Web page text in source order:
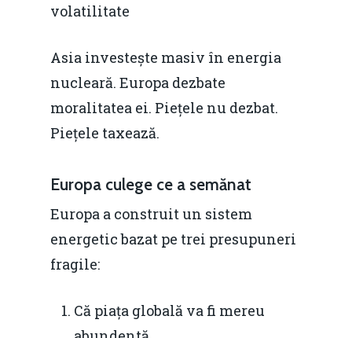
volatilitate
Asia investește masiv în energia
nucleară. Europa dezbate
moralitatea ei. Piețele nu dezbat.
Piețele taxează.
Europa culege ce a semănat
Europa a construit un sistem
energetic bazat pe trei presupuneri
fragile:
Că piața globală va fi mereu